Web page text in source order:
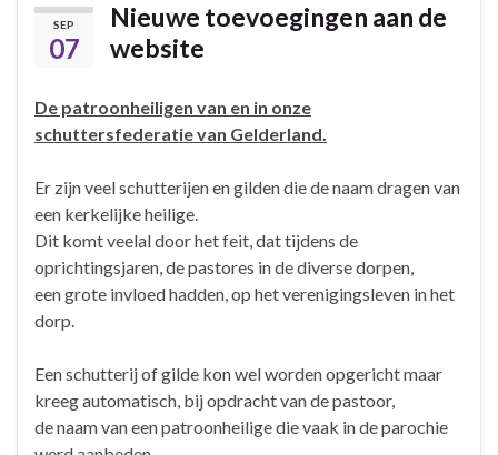
SEP
07
Nieuwe toevoegingen aan de
website
De patroonheiligen van en in onze
schuttersfederatie van Gelderland.
Er zijn veel schutterijen en gilden die de naam dragen van
een kerkelijke heilige.
Dit komt veelal door het feit, dat tijdens de
oprichtingsjaren, de pastores in de diverse dorpen,
een grote invloed hadden, op het verenigingsleven in het
dorp.
Een schutterij of gilde kon wel worden opgericht maar
kreeg automatisch, bij opdracht van de pastoor,
de naam van een patroonheilige die vaak in de parochie